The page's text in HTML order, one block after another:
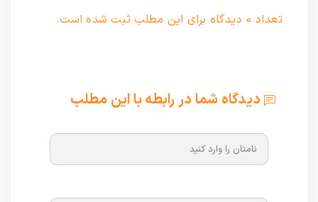
تعداد 0 دیدگاه برای این مطلب ثبت شده است.
دیدگاه شما در رابطه با این مطلب